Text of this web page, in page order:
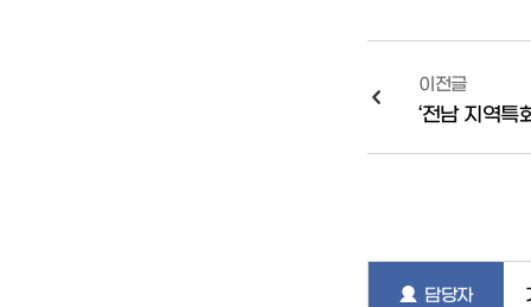
이전글
‘전남 지역특
담당자